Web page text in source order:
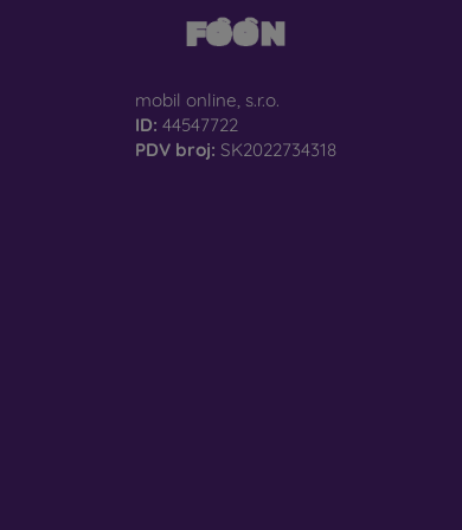
mobil online, s.r.o.
ID: 44547722
PDV broj: SK2022734318